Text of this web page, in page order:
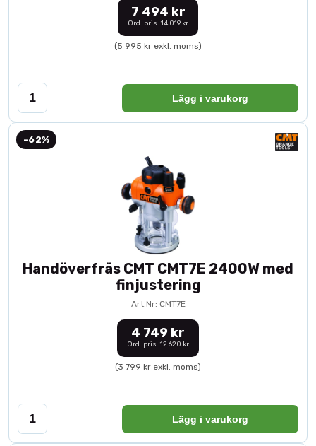
7 494 kr
Ord. pris: 14 019 kr
(5 995 kr exkl. moms)
Lägg i varukorg
-62%
Handöverfräs CMT CMT7E 2400W med
finjustering
Art.Nr: CMT7E
4 749 kr
Ord. pris: 12 620 kr
(3 799 kr exkl. moms)
Lägg i varukorg